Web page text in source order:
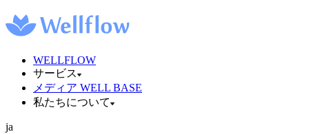
WELLFLOW
サービス
メディア WELL BASE
私たちについて
ja